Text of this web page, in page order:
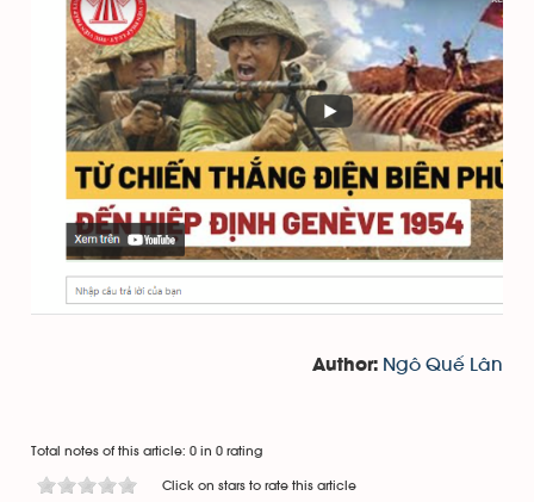
Author: Ngô Quế Lân
Total notes of this article: 0 in 0 rating
Click on stars to rate this article